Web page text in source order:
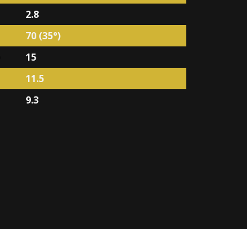
2.8
70 (35°)
15
11.5
9.3